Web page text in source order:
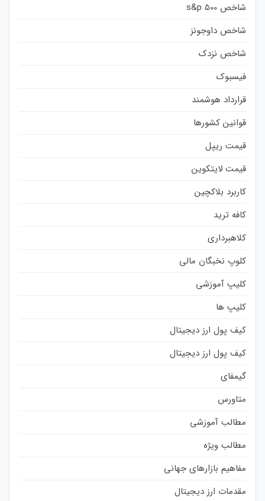
شاخص s&p 500
شاخص داوجونز
شاخص نزدک
فیسبوک
قرارداد هوشمند
قوانین کشورها
قیمت ریپل
قیمت لایتکوین
کاربرد بلاکچین
کافه ترید
کلاهبرداری
کلوپ نخبگان مالی
کلیپ آموزشی
کلیپ ها
کیف پول ارز دیجیتال
کیف پول ارز دیجیتال
گیمفای
متاورس
مطالب آموزشی
مطالب ویژه
مفاهیم بازارهای جهانی
مقدمات ارز دیجیتال